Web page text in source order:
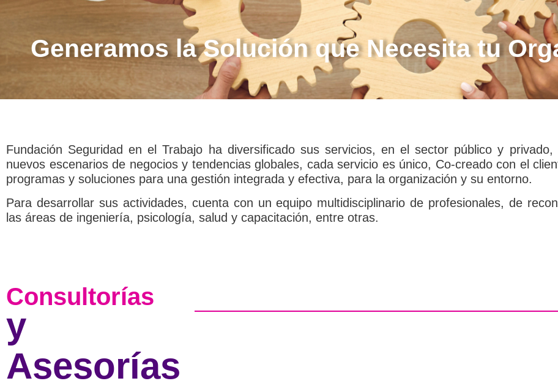
Generamos la Solución que Necesita tu
Fundación Seguridad en el Trabajo ha diversificado sus servicios, en el sector público y
nuevos escenarios de negocios y tendencias globales, cada servicio es único, Co-creado con el
programas y soluciones para una gestión integrada y efectiva, para la organización y su entorno.
Para desarrollar sus actividades, cuenta con un equipo multidisciplinario de profesionales, de
las áreas de ingeniería, psicología, salud y capacitación, entre otras.
Consultorías
y
Asesorías